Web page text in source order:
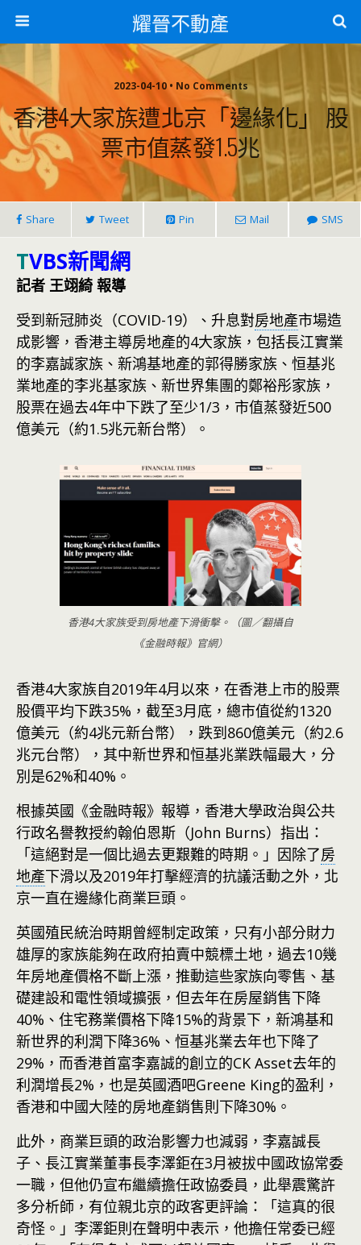
耀晉不動產
2023-04-10 • No Comments
香港4大家族遭北京「邊緣化」 股
票市值蒸發1.5兆
Share Tweet Pin Mail SMS
TVBS新聞網
記者 王翊綺 報導
受到新冠肺炎（COVID-19）、升息對房地產市場造
成影響，香港主導房地產的4大家族，包括長江實業
的李嘉誠家族、新鴻基地產的郭得勝家族、恒基兆
業地產的李兆基家族、新世界集團的鄭裕彤家族，
股票在過去4年中下跌了至少1/3，市值蒸發近500
億美元（約1.5兆元新台幣）。
香港4大家族受到房地產下滑衝擊。（圖／翻攝自
《金融時報》官網）
香港4大家族自2019年4月以來，在香港上市的股票
股價平均下跌35%，截至3月底，總市值從約1320
億美元（約4兆元新台幣），跌到860億美元（約2.6
兆元台幣），其中新世界和恒基兆業跌幅最大，分
別是62%和40%。
根據英國《金融時報》報導，香港大學政治與公共
行政名譽教授約翰伯恩斯（John Burns）指出：
「這絕對是一個比過去更艱難的時期。」因除了房
地產下滑以及2019年打擊經濟的抗議活動之外，北
京一直在邊緣化商業巨頭。
英國殖民統治時期曾經制定政策，只有小部分財力
雄厚的家族能夠在政府拍賣中競標土地，過去10幾
年房地產價格不斷上漲，推動這些家族向零售、基
礎建設和電性領域擴張，但去年在房屋銷售下降
40%、住宅務業價格下降15%的背景下，新鴻基和
新世界的利潤下降36%、恒基兆業去年也下降了
29%，而香港首富李嘉誠的創立的CK Asset去年的
利潤增長2%，也是英國酒吧Greene King的盈利，
香港和中國大陸的房地產銷售則下降30%。
此外，商業巨頭的政治影響力也減弱，李嘉誠長
子、長江實業董事長李澤鉅在3月被拔中國政協常委
一職，但他仍宣布繼續擔任政協委員，此舉震驚許
多分析師，有位親北京的政客更評論：「這真的很
奇怪。」李澤鉅則在聲明中表示，他擔任常委已經